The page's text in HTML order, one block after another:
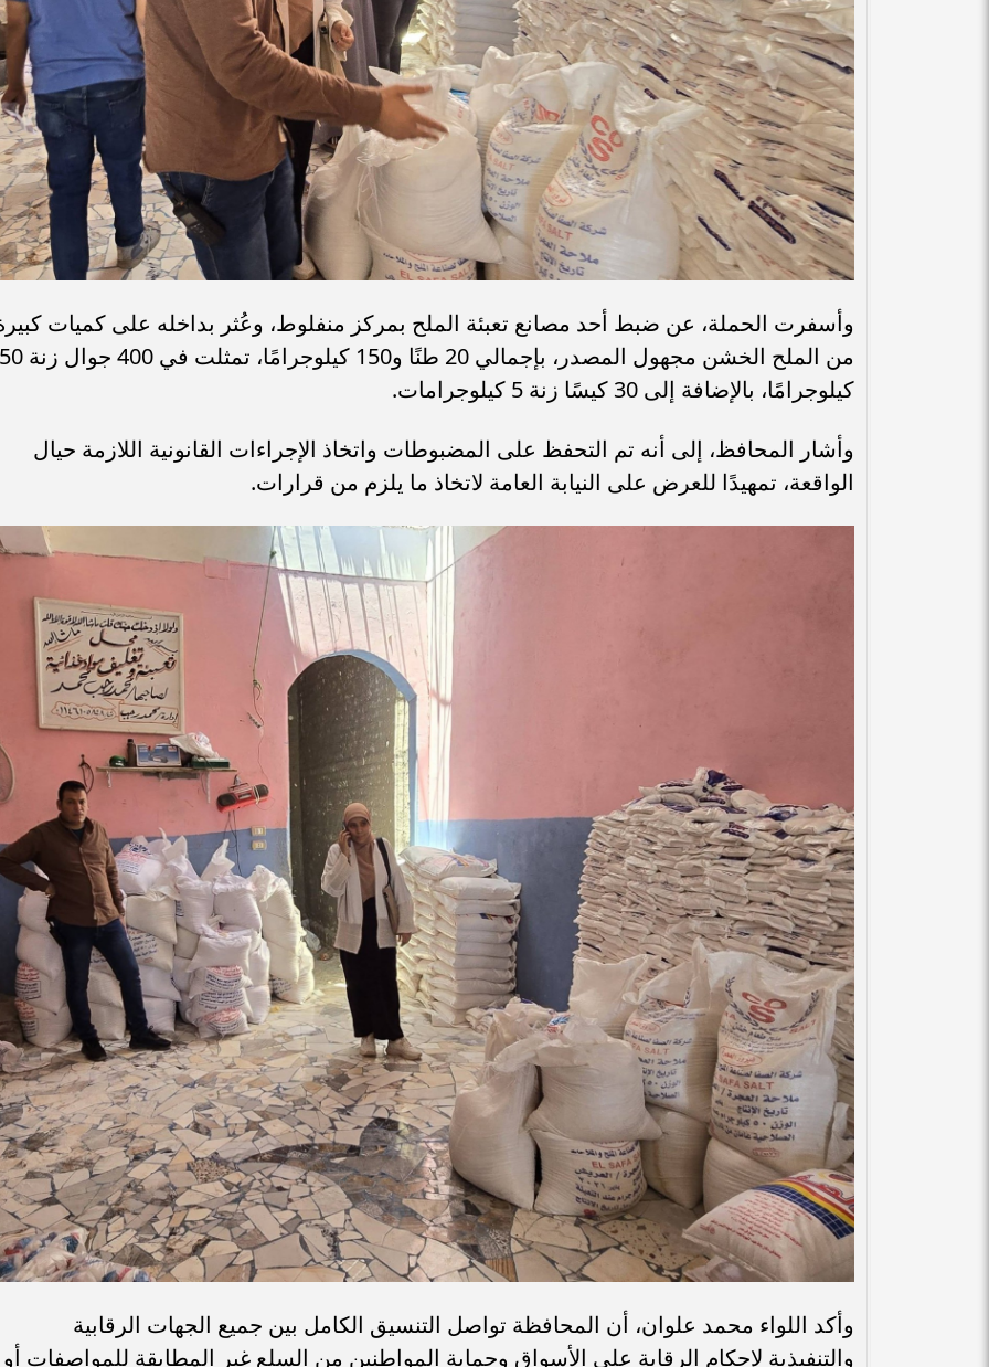
وأسفرت الحملة، عن ضبط أحد مصانع تعبئة الملح بمركز منفلوط، وعُثر بداخله على كميات
من الملح الخشن مجهول المصدر، بإجمالي 20 طنًا و150 كيلوجرامًا، تمثلت في 400 جوال زنة 50
كيلوجرامًا، بالإضافة إلى 30 كيسًا زنة 5 كيلوجرامات.
وأشار المحافظ، إلى أنه تم التحفظ على المضبوطات واتخاذ الإجراءات القانونية اللازمة حيال
الواقعة، تمهيدًا للعرض على النيابة العامة لاتخاذ ما يلزم من قرارات.
وأكد اللواء محمد علوان، أن المحافظة تواصل التنسيق الكامل بين جميع الجهات الرقابية
والتنفيذية لإحكام الرقابة على الأسواق وحماية المواطنين من السلع غير المطابقة للمواصفات أو